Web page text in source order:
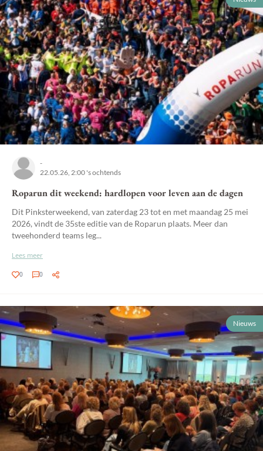
-
22.05.26, 2:00 's ochtends
Roparun dit weekend: hardlopen voor leven aan de dagen
Dit Pinksterweekend, van zaterdag 23 tot en met maandag 25 mei
2026, vindt de 35ste editie van de Roparun plaats. Meer dan
tweehonderd teams leg...
Lees meer
0 0
Nieuws